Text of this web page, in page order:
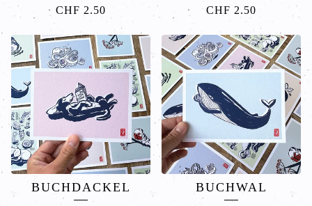
CHF 2.50 CHF 2.50
BUCHDACKEL BUCHWAL